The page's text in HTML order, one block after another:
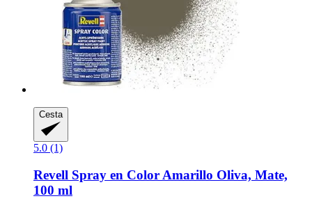
Cesta
5.0 (1)
Revell Spray en Color Amarillo Oliva, Mate,
100 ml